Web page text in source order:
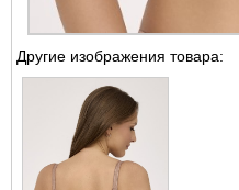
Другие изображения товара: